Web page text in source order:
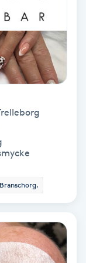
Branschorg.